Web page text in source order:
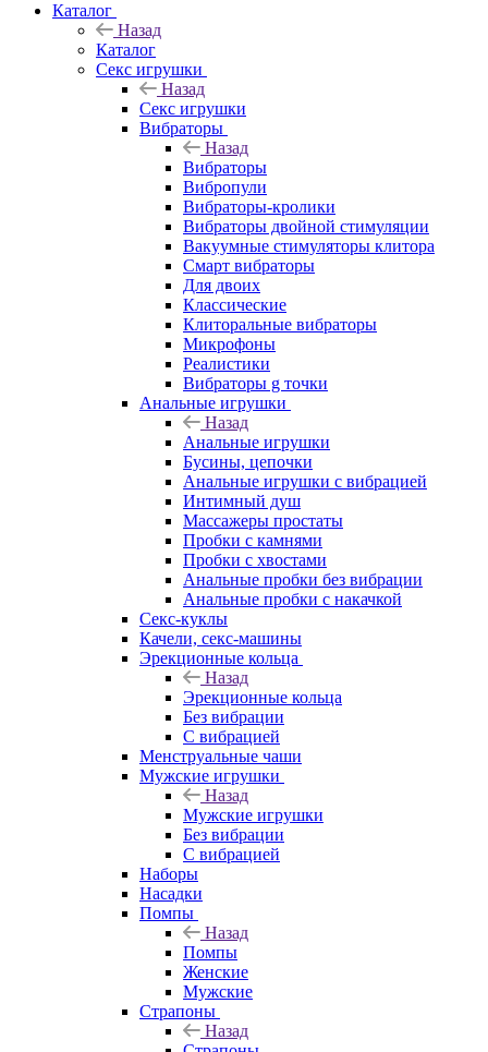
Каталог
Назад
Каталог
Секс игрушки
Назад
Секс игрушки
Вибраторы
Назад
Вибраторы
Вибропули
Вибраторы-кролики
Вибраторы двойной стимуляции
Вакуумные стимуляторы клитора
Смарт вибраторы
Для двоих
Классические
Клиторальные вибраторы
Микрофоны
Реалистики
Вибраторы g точки
Анальные игрушки
Назад
Анальные игрушки
Бусины, цепочки
Анальные игрушки с вибрацией
Интимный душ
Массажеры простаты
Пробки с камнями
Пробки с хвостами
Анальные пробки без вибрации
Анальные пробки с накачкой
Секс-куклы
Качели, секс-машины
Эрекционные кольца
Назад
Эрекционные кольца
Без вибрации
С вибрацией
Менструальные чаши
Мужские игрушки
Назад
Мужские игрушки
Без вибрации
С вибрацией
Наборы
Насадки
Помпы
Назад
Помпы
Женские
Мужские
Страпоны
Назад